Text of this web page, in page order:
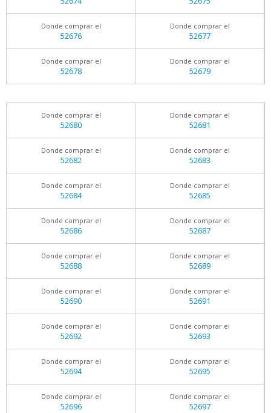
Donde comprar el
52676
Donde comprar el
52677
Donde comprar el
52678
Donde comprar el
52679
Donde comprar el
52680
Donde comprar el
52681
Donde comprar el
52682
Donde comprar el
52683
Donde comprar el
52684
Donde comprar el
52685
Donde comprar el
52686
Donde comprar el
52687
Donde comprar el
52688
Donde comprar el
52689
Donde comprar el
52690
Donde comprar el
52691
Donde comprar el
52692
Donde comprar el
52693
Donde comprar el
52694
Donde comprar el
52695
Donde comprar el
52696
Donde comprar el
52697